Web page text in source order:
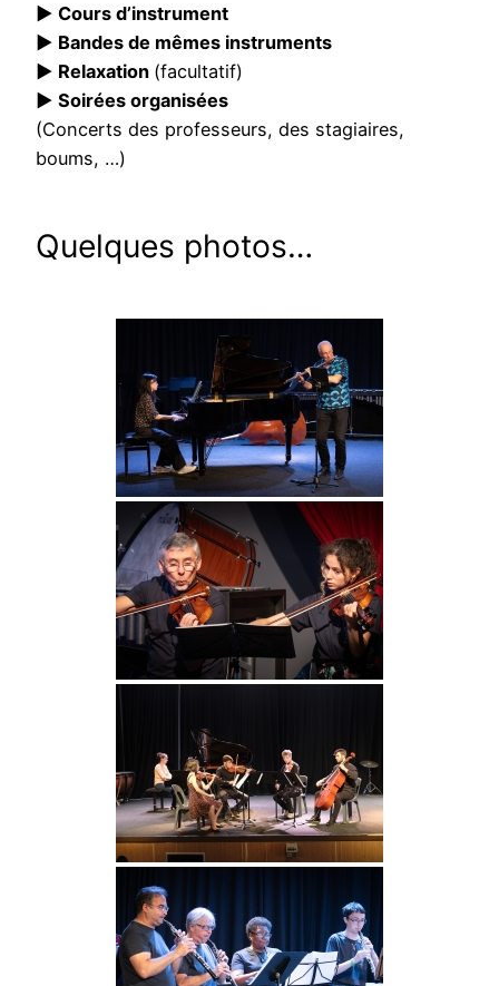
► Cours d’instrument
► Bandes de mêmes instruments
► Relaxation (facultatif)
► Soirées organisées
(Concerts des professeurs, des stagiaires,
boums, …)
Quelques photos…